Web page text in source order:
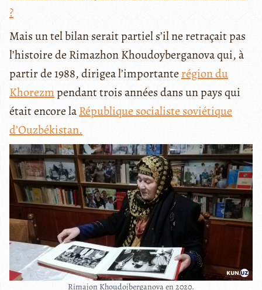
?
Mais un tel bilan serait partiel s’il ne retraçait pas
l’histoire de Rimazhon Khoudoyberganova qui, à
partir de 1988, dirigea l’importanterégion du
Khorezmpendant trois années dans un pays qui
était encore laRépublique socialiste soviétique
d’Ouzbékistan.
Rimajon Khoudojberganova en 2020.